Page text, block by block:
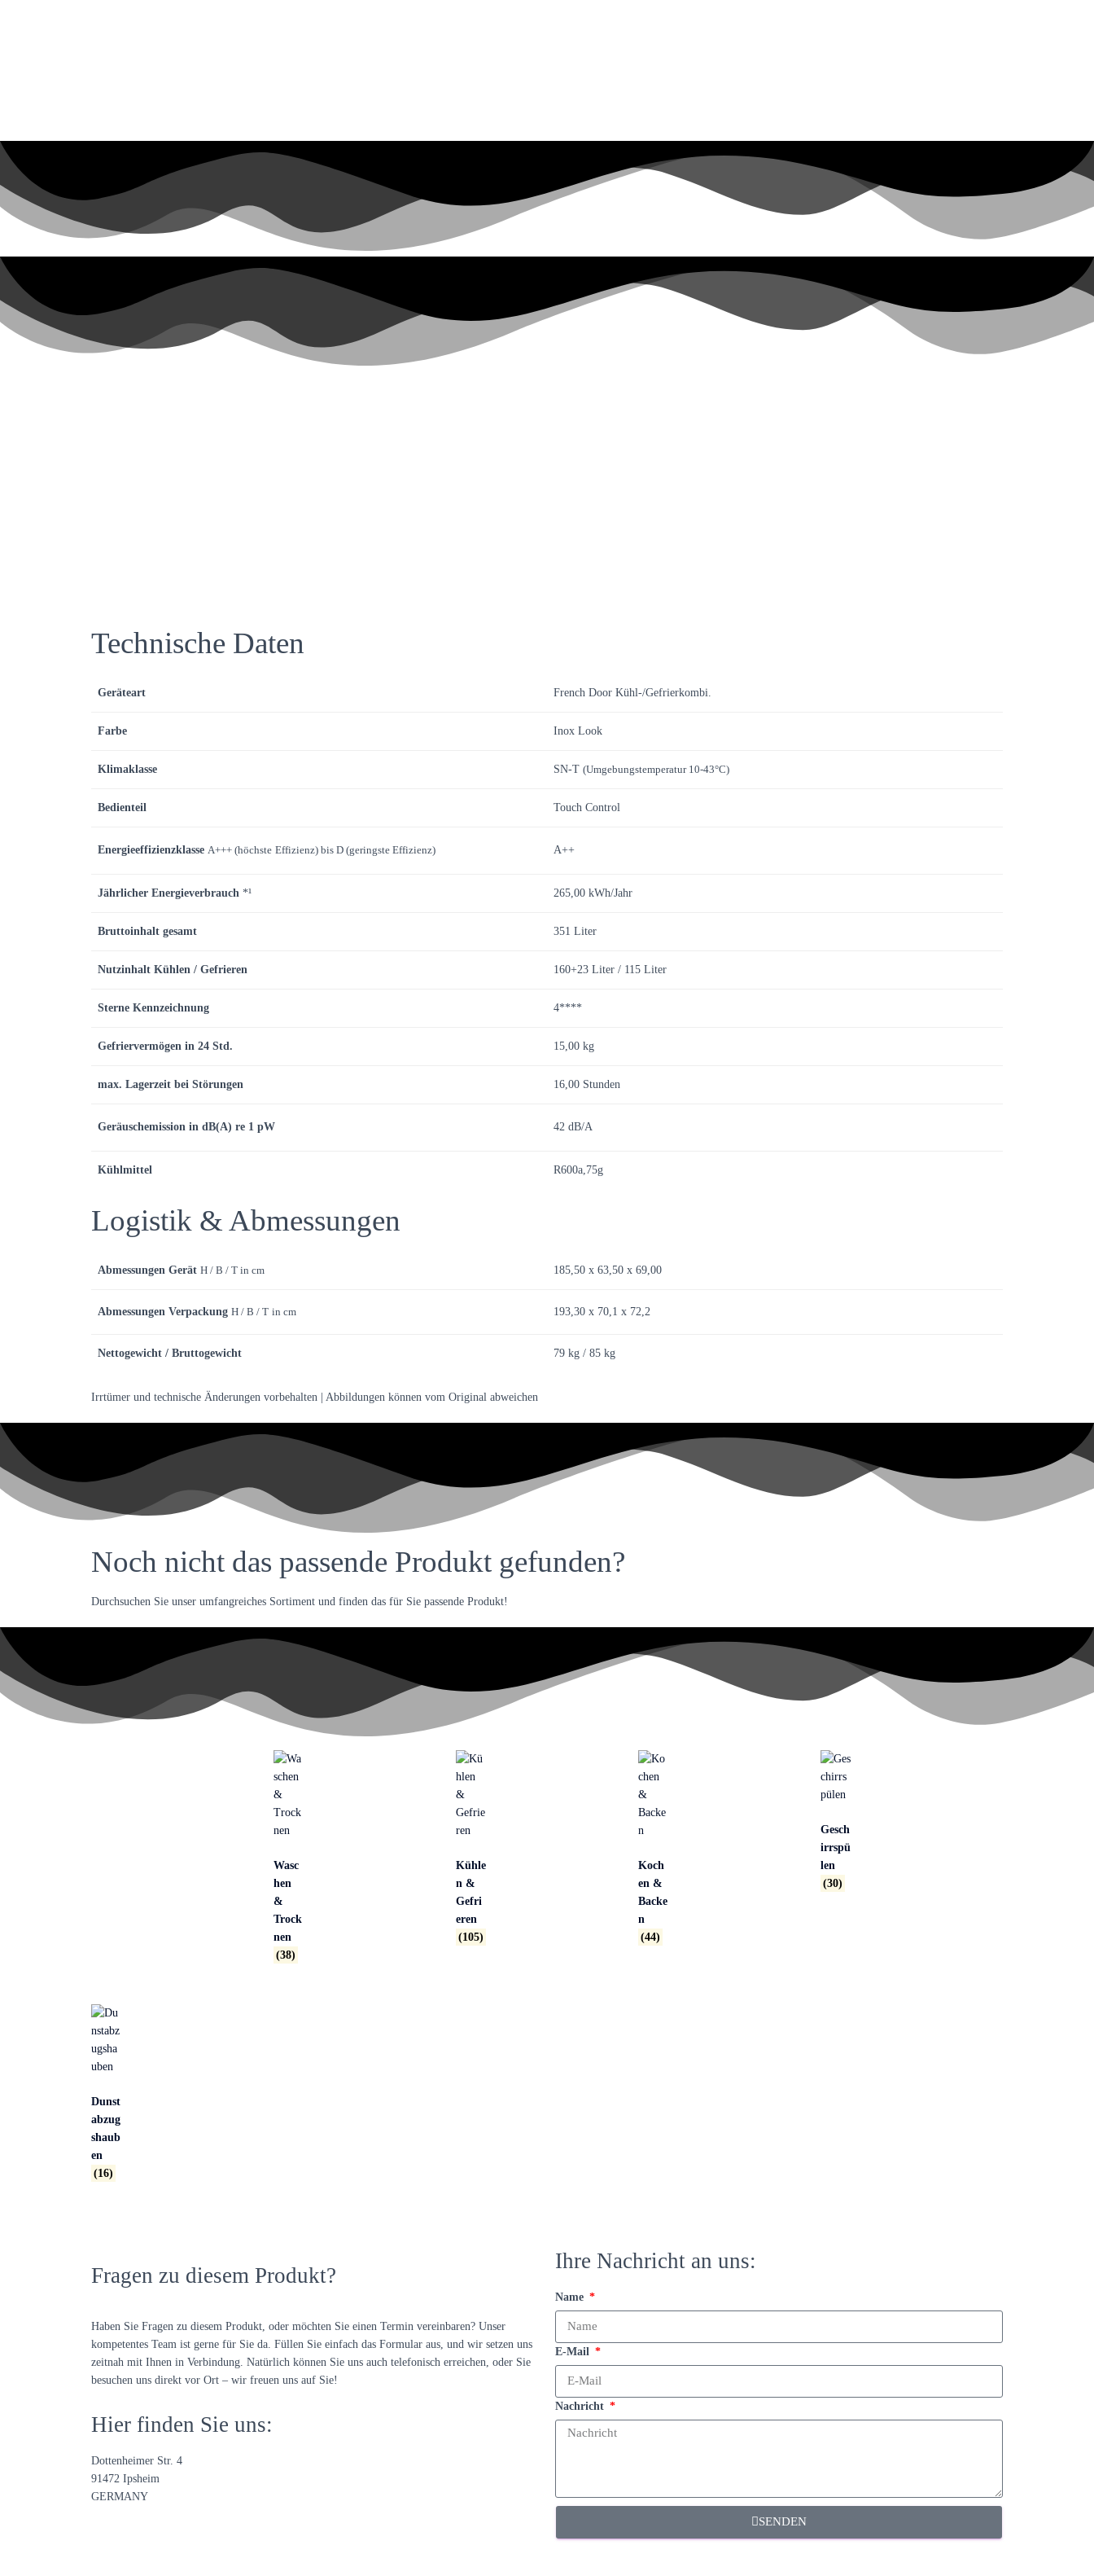
Technische Daten
Geräteart French Door Kühl-/Gefrierkombi.
Farbe Inox Look
Klimaklasse SN-T (Umgebungstemperatur 10-43°C)
Bedienteil Touch Control
Energieeffizienzklasse A+++ (höchste Effizienz) bis D (geringste Effizienz) A++
Jährlicher Energieverbrauch *¹ 265,00 kWh/Jahr
Bruttoinhalt gesamt 351 Liter
Nutzinhalt Kühlen / Gefrieren 160+23 Liter / 115 Liter
Sterne Kennzeichnung 4****
Gefriervermögen in 24 Std. 15,00 kg
max. Lagerzeit bei Störungen 16,00 Stunden
Geräuschemission in dB(A) re 1 pW 42 dB/A
Kühlmittel R600a,75g
Logistik & Abmessungen
Abmessungen Gerät H / B / T in cm 185,50 x 63,50 x 69,00
Abmessungen Verpackung H / B / T in cm 193,30 x 70,1 x 72,2
Nettogewicht / Bruttogewicht 79 kg / 85 kg
Irrtümer und technische Änderungen vorbehalten | Abbildungen können vom Original abweichen
Noch nicht das passende Produkt gefunden?
Durchsuchen Sie unser umfangreiches Sortiment und finden das für Sie passende Produkt!
Wasc
hen
&
Trock
nen
(38)
Kühle
n &
Gefri
eren
(105)
Koch
en &
Backe
n
(44)
Gesch
irrspü
len
(30)
Dunst
abzug
shaub
en
(16)
Fragen zu diesem Produkt?
Haben Sie Fragen zu diesem Produkt, oder möchten Sie einen Termin vereinbaren? Unser
kompetentes Team ist gerne für Sie da. Füllen Sie einfach das Formular aus, und wir setzen uns
zeitnah mit Ihnen in Verbindung. Natürlich können Sie uns auch telefonisch erreichen, oder Sie
besuchen uns direkt vor Ort – wir freuen uns auf Sie!
Hier finden Sie uns:
Dottenheimer Str. 4
91472 Ipsheim
GERMANY
Ihre Nachricht an uns:
Name
E-Mail
Nachricht
SENDEN